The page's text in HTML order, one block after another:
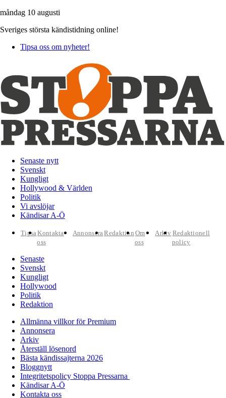
måndag 10 augusti
Sveriges största kändistidning online!
Tipsa oss om nyheter!
Senaste nytt
Svenskt
Kungligt
Hollywood & Världen
Politik
Vi avslöjar
Kändisar A-Ö
TipsaKontakta
oss
AnnonseraRedaktion Om
oss
Arkiv Redaktionell
policy
Senaste
Svenskt
Kungligt
Hollywood
Politik
Redaktion
Allmänna villkor för Premium
Annonsera
Arkiv
Återställ lösenord
Bästa kändissajterna 2026
Bloggnytt
Integritetspolicy Stoppa Pressarna
Kändisar A-Ö
Kontakta oss